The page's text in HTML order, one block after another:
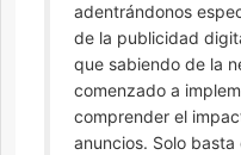
adentrándonos
de la publicidad
que sabiendo de la
comenzado a
comprender el
anuncios. Solo